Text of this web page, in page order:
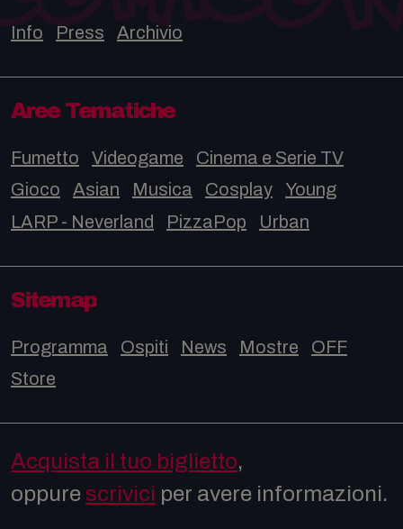
Info Press Archivio
Aree Tematiche
Fumetto Videogame
Cinema e Serie TV
Gioco
Asian Musica Cosplay
Young
LARP - Neverland
PizzaPop Urban
Sitemap
Programma Ospiti News Mostre
OFF
Store
Acquista il tuo biglietto,
oppure scrivici per avere informazioni.